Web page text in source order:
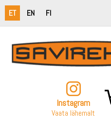
ET EN FI
Instagram
Vaata lähemalt